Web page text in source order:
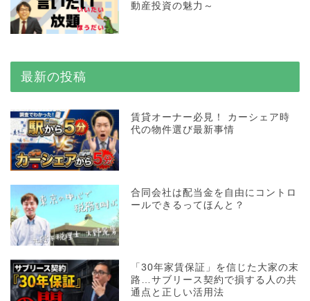
動産投資の魅力～
最新の投稿
賃貸オーナー必見！ カーシェア時
代の物件選び最新事情
合同会社は配当金を自由にコントロ
ールできるってほんと？
「30年家賃保証」を信じた大家の末
路…サブリース契約で損する人の共
通点と正しい活用法